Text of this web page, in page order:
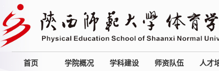
首页 学院概况 学科建设 师资队伍 人才